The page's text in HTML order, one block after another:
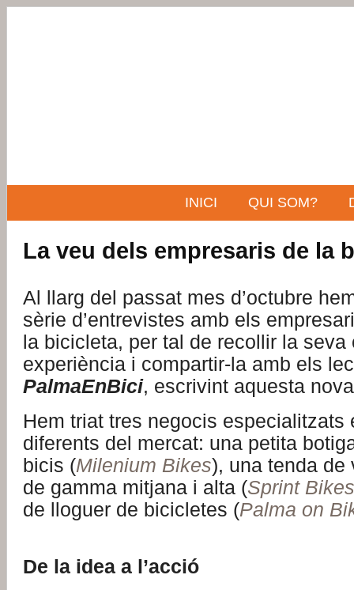
INICI QUI SOM?
La veu dels empresaris de la
Al llarg del passat mes d’octubre
sèrie d’entrevistes amb els
la bicicleta, per tal de recollir la seva
experiència i compartir-la amb els
PalmaEnBici, escrivint aquesta
Hem triat tres negocis especialitzats
diferents del mercat: una petita
bicis (Milenium Bikes), una tenda de
de gamma mitjana i alta (Sprint Bikes
de lloguer de bicicletes (Palma on
De la idea a l’acció